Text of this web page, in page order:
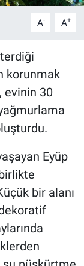
A- A+
korunmak
evinin 30
Eyüp
bir alanı